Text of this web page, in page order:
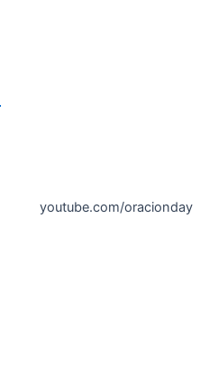
youtube.com/oracionday